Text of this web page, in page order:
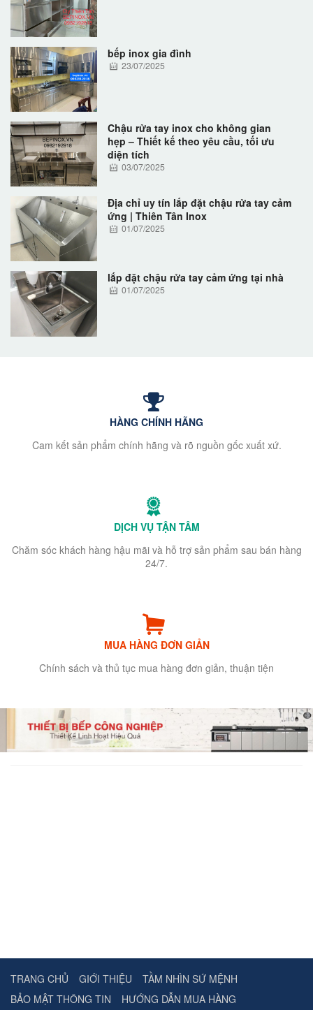
bếp inox gia đình
23/07/2025
Chậu rửa tay inox cho không gian
hẹp – Thiết kế theo yêu cầu, tối ưu
diện tích
03/07/2025
Địa chỉ uy tín lắp đặt chậu rửa tay cảm
ứng | Thiên Tân Inox
01/07/2025
lắp đặt chậu rửa tay cảm ứng tại nhà
01/07/2025
HÀNG CHÍNH HÃNG
Cam kết sản phẩm chính hãng và rõ nguồn gốc xuất xứ.
DỊCH VỤ TẬN TÂM
Chăm sóc khách hàng hậu mãi và hỗ trợ sản phẩm sau bán hàng
24/7.
MUA HÀNG ĐƠN GIẢN
Chính sách và thủ tục mua hàng đơn giản, thuận tiện
TRANG CHỦ GIỚI THIỆU
TẦM NHÌN SỨ MỆNH
BẢO MẬT THÔNG TIN
HƯỚNG DẪN MUA HÀNG